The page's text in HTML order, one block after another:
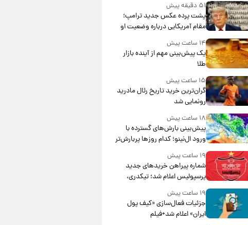
۵۱ دقیقه پیش
پشت پرده عکس جدید ترامپ؛
مقام آمریکایی درباره وضعیت او
چه گفت؟
۱۴ ساعت پیش
یک پیش‌بینی مهم از آینده بازار
طلا
۱۵ ساعت پیش
گران‌ترین خرید تاریخ رئال مادرید
رونمایی شد
۱۸ ساعت پیش
پیش‌بینی بارش‌های گسترده با
ورود ال‌نینو؛ کدام روزها پربارش‌تر
خواهند بود؟
۱۹ ساعت پیش
شماره پیراهن خریدهای جدید
پرسپولیس اعلام شد؛ تیکدری،
محبی و سرگیف با اعداد ویژه
۱۹ ساعت پیش
جزئیات فعال‌سازی «کیف پول
ایران» اعلام شد+فیلم